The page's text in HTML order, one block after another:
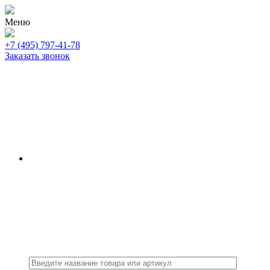
Меню
+7 (495) 797-41-78
Заказать звонок